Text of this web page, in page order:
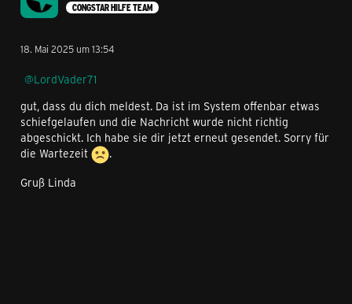
CONGSTAR HILFE TEAM
18. Mai 2025 um 13:54
LordVader71
gut, dass du dich meldest. Da ist im System offenbar etwas
schiefgelaufen und die Nachricht wurde nicht richtig
abgeschickt. Ich habe sie dir jetzt erneut gesendet. Sorry für
die Wartezeit
.
Gruß Linda